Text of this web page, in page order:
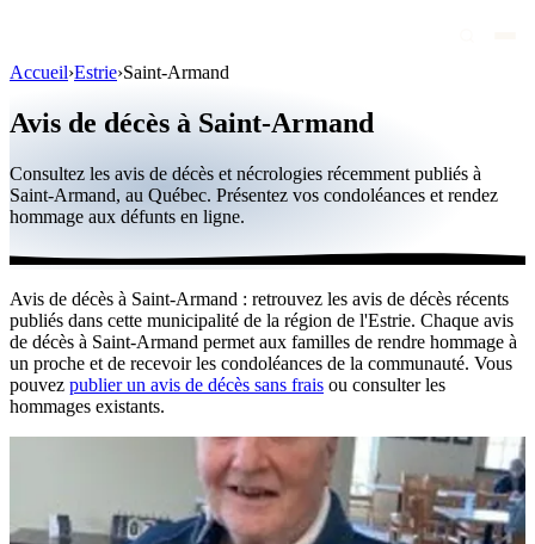
Personnalités publiques
Québec
Canada
International
Par région
Par ville
Maisons funéraires
Accueil›Estrie›Saint-Armand
Avis de décès à Saint-Armand
Consultez les avis de décès et nécrologies récemment publiés à
Saint-Armand, au Québec. Présentez vos condoléances et rendez
hommage aux défunts en ligne.
Avis de décès à Saint-Armand : retrouvez les avis de décès récents
publiés dans cette municipalité de la région de l'Estrie. Chaque avis
de décès à Saint-Armand permet aux familles de rendre hommage à
un proche et de recevoir les condoléances de la communauté. Vous
pouvez publier un avis de décès sans frais ou consulter les
hommages existants.